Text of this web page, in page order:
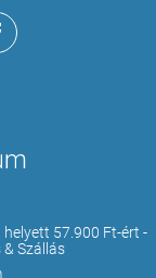
57.900 Ft-ért -
Szállás